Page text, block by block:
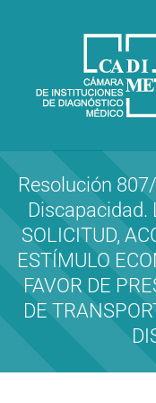
CA.DI.ME.
Cámara de Instituciones
Resolución
Discapacidad.
SOLICITUD,
ESTÍMULO
FAVOR DE
DE